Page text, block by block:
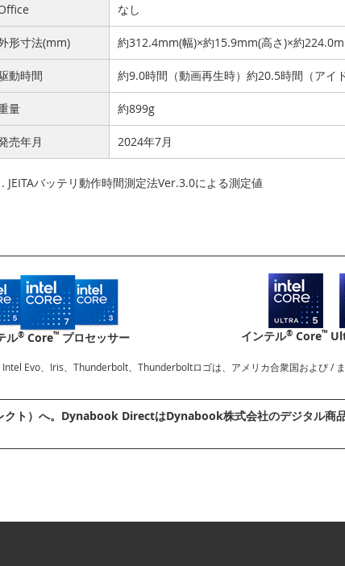
なし
形寸法(mm) 約312.4mm(幅)×約15.9mm(高さ)×約
動時間 約9.0時間（動画再生時）約20.5時間（アイ
量 約899g
売年月 2024年7月
JEITAバッテリ動作時間測定法Ver.3.0による測定値
ル® Core™ プロセッサー インテル®Core™
Evo、Iris、Thunderbolt、Thunderboltロゴは、アメリカ合衆国および /
ト）へ。Dynabook DirectはDynabook株式会社のデジタル商